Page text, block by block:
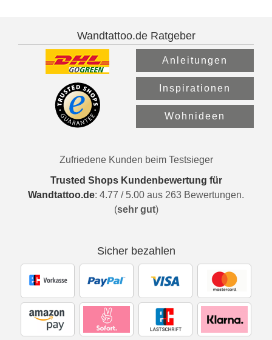
Wandtattoo.de Ratgeber
Anleitungen
Inspirationen
Wohnideen
Zufriedene Kunden beim Testsieger
Trusted Shops Kundenbewertung für
Wandtattoo.de: 4.77 / 5.00 aus 263 Bewertungen.
(sehr gut)
Sicher bezahlen